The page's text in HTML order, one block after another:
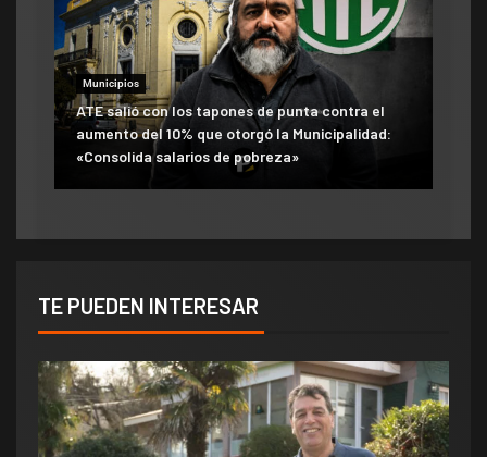
Municipios
ATE salió con los tapones de punta contra el
aumento del 10% que otorgó la Municipalidad:
«Consolida salarios de pobreza»
TE PUEDEN INTERESAR